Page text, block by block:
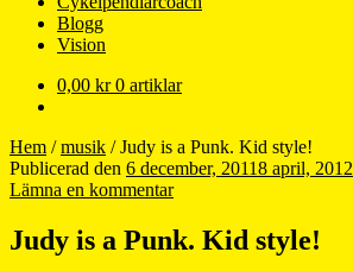
Blogg
Vision
0,00 kr 0 artiklar
Hem /musik /Judy is a Punk. Kid style!
Publicerad den 6 december, 20118 april, 2012
Lämna en kommentar
Judy is a Punk. Kid style!